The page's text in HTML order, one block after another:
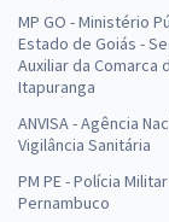
MP GO - Ministério
Estado de Goiás -
Auxiliar da Comarca
Itapuranga
ANVISA - Agência
Vigilância Sanitária
PM PE - Polícia
Pernambuco